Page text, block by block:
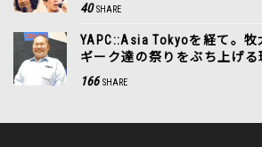
40 SHARE
YAPC::Asia Tokyoを経て。
ギーク達の祭りをぶち上げる
166 SHARE